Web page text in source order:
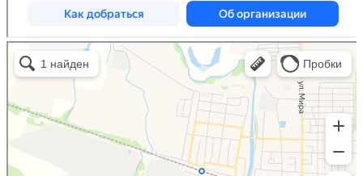
Кровля и кровельные материалы в Абинске
Фасады и фасадные системы в Абинске